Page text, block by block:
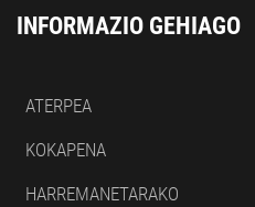
INFORMAZIO GEHIAGO
ATERPEA
KOKAPENA
HARREMANETARAKO